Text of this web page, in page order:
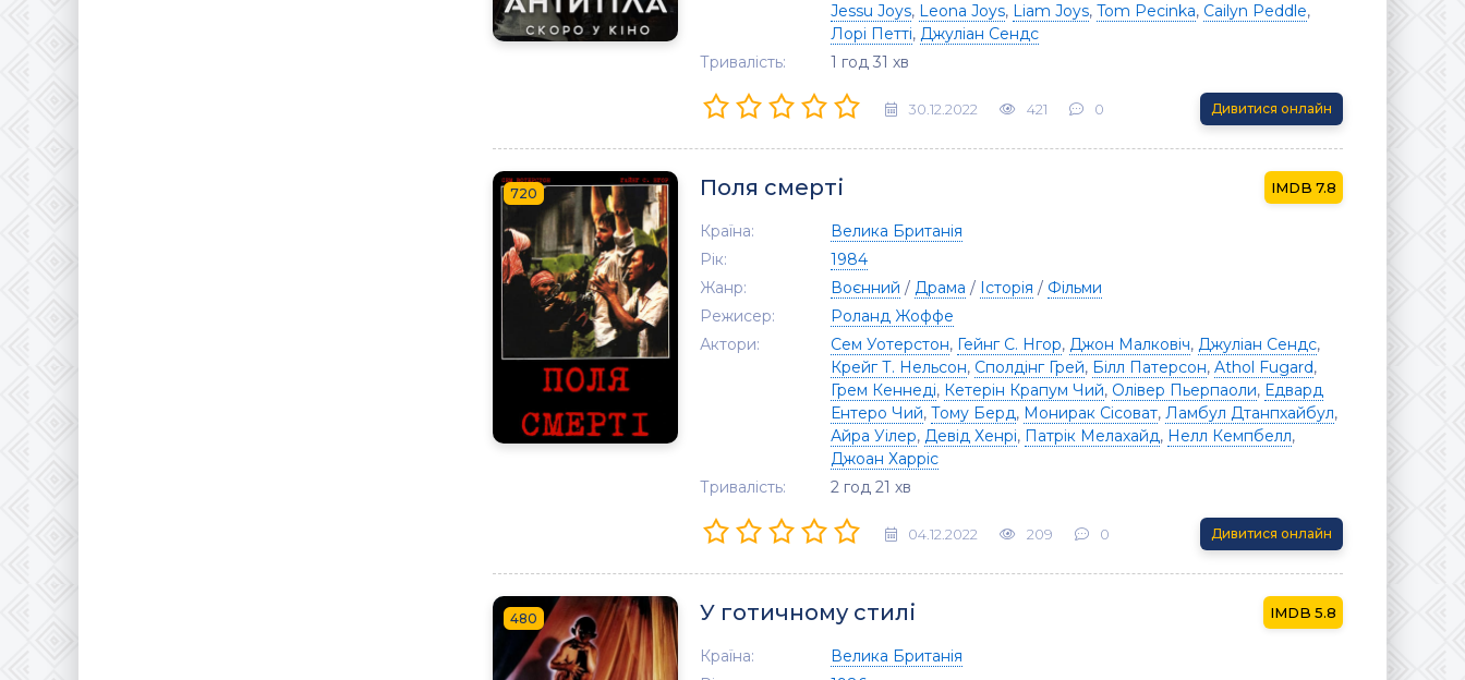
Jessu Joys, Leona Joys, Liam Joys, Tom Pecinka, Cailyn Peddle,
Лорі Петті, Джуліан Сендс
Тривалість:
1 год 31 хв
30.12.2022 421 0 Дивитися онлайн
720 Поля смерті 7.8
Країна:
Велика Британія
Рік:
1984
Жанр:
Воєнний / Драма / Історія / Фільми
Режисер:
Роланд Жоффе
Актори:
Сем Уотерстон, Гейнг С. Нгор, Джон Малковіч, Джуліан Сендс,
Крейг Т. Нельсон, Сполдінг Грей, Білл Патерсон, Athol Fugard,
Грем Кеннеді, Кетерін Крапум Чий, Олівер Пьерпаоли, Едвард
Ентеро Чий, Тому Берд, Монирак Сісоват, Ламбул Дтанпхайбул,
Айра Уілер, Девід Хенрі, Патрік Мелахайд, Нелл Кемпбелл,
Джоан Харріс
Тривалість:
2 год 21 хв
04.12.2022 209 0 Дивитися онлайн
480 У готичному стилі 5.8
Країна:
Велика Британія